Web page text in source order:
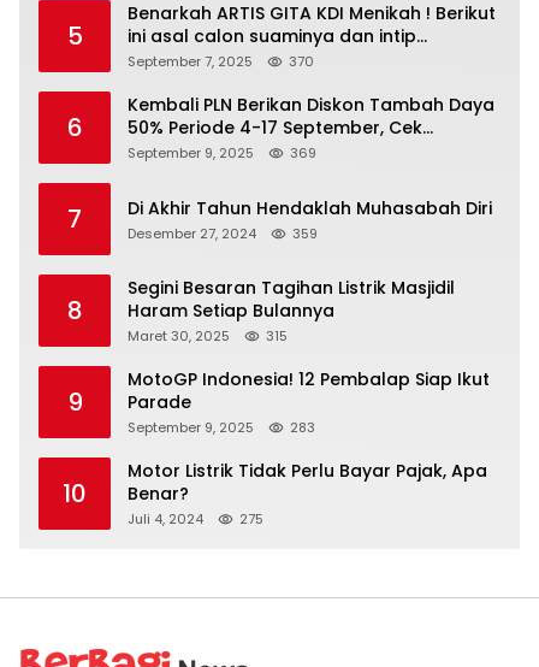
5
Benarkah ARTIS GITA KDI Menikah ! Berikut
ini asal calon suaminya dan intip
undangannya
September 7, 2025 370
6
Kembali PLN Berikan Diskon Tambah Daya
50% Periode 4-17 September, Cek
Ketentuannya!
September 9, 2025 369
7 Di Akhir Tahun Hendaklah Muhasabah Diri
Desember 27, 2024 359
8
Segini Besaran Tagihan Listrik Masjidil
Haram Setiap Bulannya
Maret 30, 2025 315
9
MotoGP Indonesia! 12 Pembalap Siap Ikut
Parade
September 9, 2025 283
10
Motor Listrik Tidak Perlu Bayar Pajak, Apa
Benar?
Juli 4, 2024 275